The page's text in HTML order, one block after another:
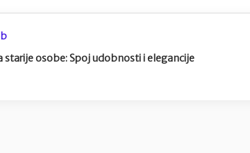
starije osobe: Spoj udobnosti i elegancije